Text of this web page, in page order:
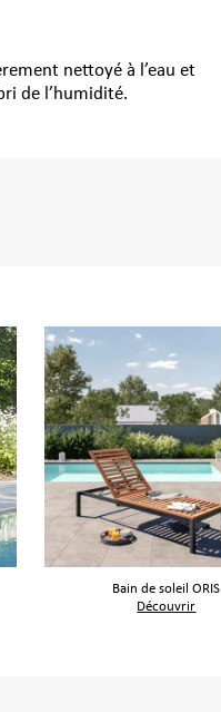
nettoyé à l’eau et
de l’humidité.
Bain de soleil ORIS
Découvrir